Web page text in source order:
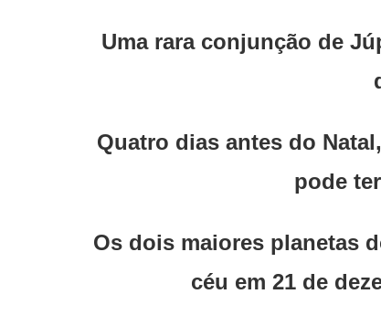
Uma rara conjunção de
Quatro dias antes do
pode
Os dois maiores planetas
céu em 21 de